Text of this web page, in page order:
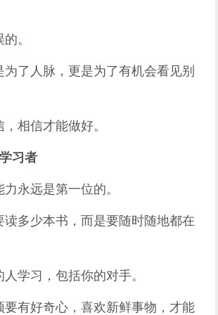
。
了人脉，更是为了有机会看见别
相信才能做好。
习者
永远是第一位的。
读多少本书，而是要随时随地都在
学习，包括你的对手。
要有好奇心，喜欢新鲜事物，才能